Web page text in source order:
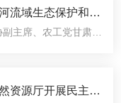
临洮县熙州明园、站
流域生态保护和高
调研
主席、农工党甘肃省
蓝生物科技有限公
资源厅开展民主监